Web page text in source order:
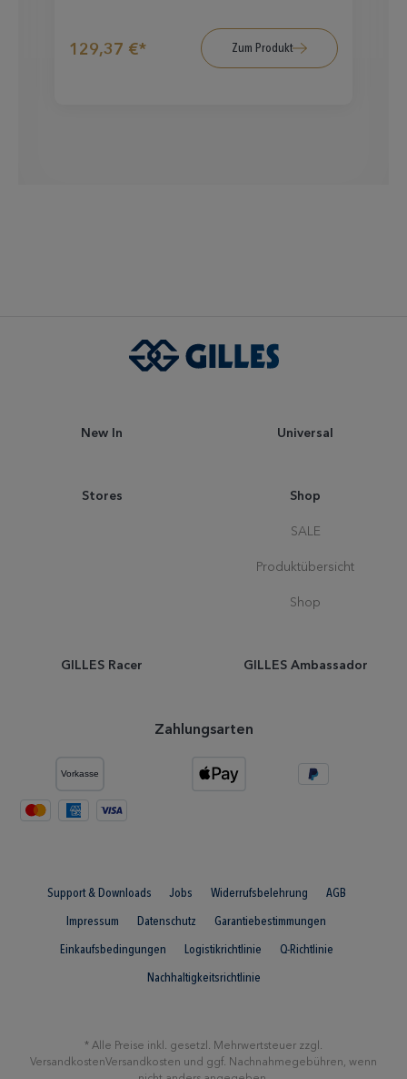
129,37 €* Zum Produkt
New In Universal
Stores Shop
SALE
Produktübersicht
Shop
GILLES Racer GILLES Ambassador
Zahlungsarten
Support & Downloads Jobs Widerrufsbelehrung AGB
Impressum Datenschutz Garantiebestimmungen
Einkaufsbedingungen Logistikrichtlinie Q-Richtlinie
Nachhaltigkeitsrichtlinie
* Alle Preise inkl. gesetzl. Mehrwertsteuer zzgl.
VersandkostenVersandkosten und ggf. Nachnahmegebühren, wenn